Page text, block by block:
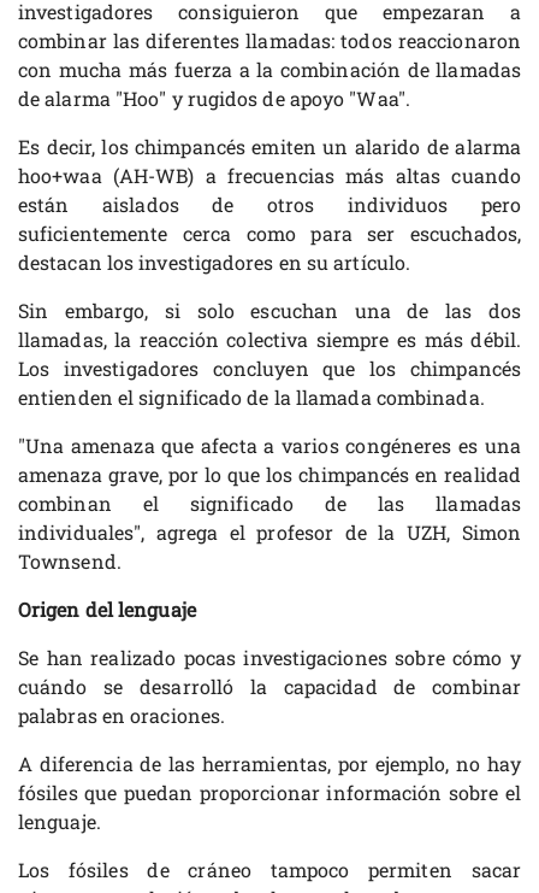
investigadores consiguieron que empezaran a
combinar las diferentes llamadas: todos reaccionaron
con mucha más fuerza a la combinación de llamadas
de alarma "Hoo" y rugidos de apoyo "Waa".
Es decir, los chimpancés emiten un alarido de alarma
hoo+waa (AH-WB) a frecuencias más altas cuando
están aislados de otros individuos pero
suficientemente cerca como para ser escuchados,
destacan los investigadores en su artículo.
Sin embargo, si solo escuchan una de las dos
llamadas, la reacción colectiva siempre es más débil.
Los investigadores concluyen que los chimpancés
entienden el significado de la llamada combinada.
"Una amenaza que afecta a varios congéneres es una
amenaza grave, por lo que los chimpancés en realidad
combinan el significado de las llamadas
individuales", agrega el profesor de la UZH, Simon
Townsend.
Origen del lenguaje
Se han realizado pocas investigaciones sobre cómo y
cuándo se desarrolló la capacidad de combinar
palabras en oraciones.
A diferencia de las herramientas, por ejemplo, no hay
fósiles que puedan proporcionar información sobre el
lenguaje.
Los fósiles de cráneo tampoco permiten sacar